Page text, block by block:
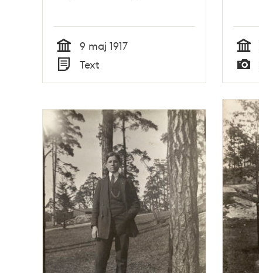
Tid
9 maj 1917
Typ
Text Tid
Typ